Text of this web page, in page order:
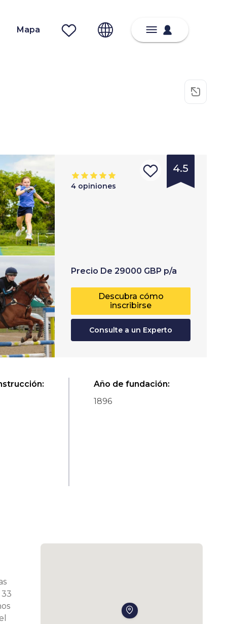
Mapa
4.5
4 opiniones
Precio De 29000 GBP p/a
Descubra cómo
inscribirse
Consulte a un Experto
: Año de fundación:
1896